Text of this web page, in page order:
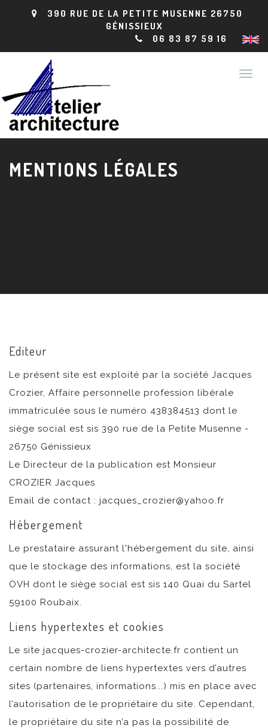
390 RUE DE LA PETITE MUSENNE 26750
GÉNISSIEUX
06 83 87 59 16
MENTIONS LÉGALES
Editeur
Le présent site est exploité par la société Jacques
Crozier, Affaire personnelle profession libérale
immatriculée sous le numéro 438384513 dont le
siège social est sis 390 rue de la Petite Musenne -
26750 Génissieux
Le Directeur de la publication est Monsieur
CROZIER Jacques
Email de contact : jacques_crozier@yahoo.fr
Hébergement
Le prestataire assurant l'hébergement du site, ainsi
que le stockage des informations, est la société
OVH dont le siège social est sis 140 Quai du Sartel
59100 Roubaix.
Liens hypertextes et cookies
Le site jacques-crozier-architecte.fr contient un
certain nombre de liens hypertextes vers d’autres
sites (partenaires, informations...) mis en place avec
l’autorisation de le propriétaire du site. Cependant,
le propriétaire du site n’a pas la possibilité de